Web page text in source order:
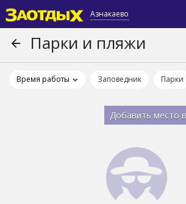
Азнакаево
Парки и пляжи
Время работы Заповедник Парки
Добавить место